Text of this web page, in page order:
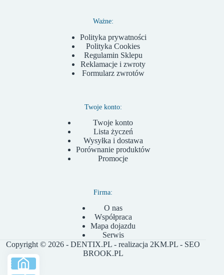
Ważne:
Polityka prywatności
Polityka Cookies
Regulamin Sklepu
Reklamacje i zwroty
Formularz zwrotów
Twoje konto:
Twoje konto
Lista życzeń
Wysyłka i dostawa
Porównanie produktów
Promocje
Firma:
O nas
Współpraca
Mapa dojazdu
Serwis
Copyright © 2026 - DENTIX.PL - realizacja 2KM.PL - SEO
BROOK.PL